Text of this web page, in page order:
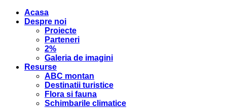
Acasa
Despre noi
Proiecte
Parteneri
2%
Galeria de imagini
Resurse
ABC montan
Destinatii turistice
Flora si fauna
Schimbarile climatice